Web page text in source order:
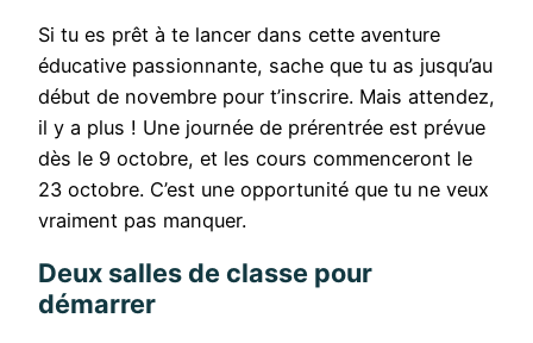
Si tu es prêt à te lancer dans cette aventure
éducative passionnante, sache que tu as jusqu’au
début de novembre pour t’inscrire. Mais attendez,
il y a plus ! Une journée de prérentrée est prévue
dès le 9 octobre, et les cours commenceront le
23 octobre. C’est une opportunité que tu ne veux
vraiment pas manquer.
Deux salles de classe pour
démarrer